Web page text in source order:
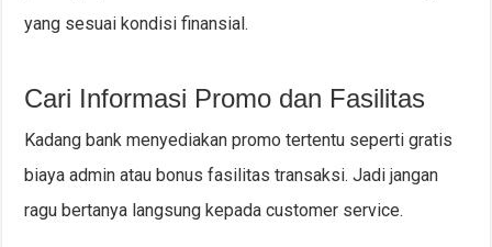
yang sesuai kondisi finansial.
Cari Informasi Promo dan Fasilitas
Kadang bank menyediakan promo tertentu seperti gratis
biaya admin atau bonus fasilitas transaksi. Jadi jangan
ragu bertanya langsung kepada customer service.